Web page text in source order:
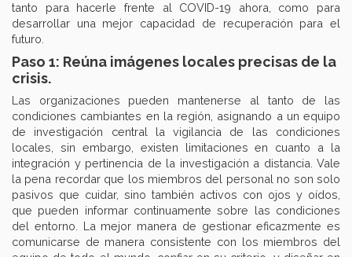
tanto para hacerle frente al COVID-19 ahora, como para
desarrollar una mejor capacidad de recuperación para el
futuro.
Paso 1: Reúna imágenes locales precisas de la
crisis.
Las organizaciones pueden mantenerse al tanto de las
condiciones cambiantes en la región, asignando a un equipo
de investigación central la vigilancia de las condiciones
locales, sin embargo, existen limitaciones en cuanto a la
integración y pertinencia de la investigación a distancia. Vale
la pena recordar que los miembros del personal no son solo
pasivos que cuidar, sino también activos con ojos y oídos,
que pueden informar continuamente sobre las condiciones
del entorno. La mejor manera de gestionar eficazmente es
comunicarse de manera consistente con los miembros del